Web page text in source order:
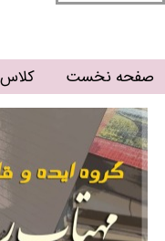
صفحه نخست